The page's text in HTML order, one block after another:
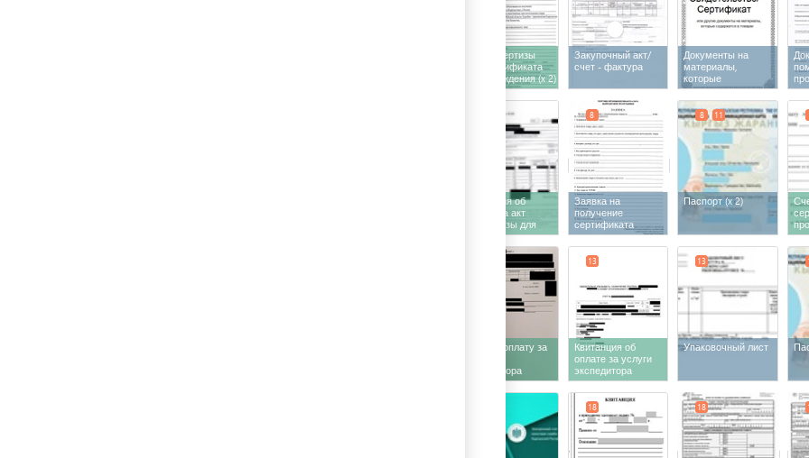
Акт экспертизы
для сертификата
происхождения(x 2)
Закупочный акт/
счет - фактура
Документы на
материалы,
которые
содержатся в
товарах
Квитанция об
оплате за акт
экспертизы для
сертификата
происхождения
Заявка на
получение
сертификата
происхождения
8
Паспорт(x 2)
8 11
Счет на оплату за
экспедитора
Квитанция об
оплате за услуги
экспедитора
13
Упаковочный лист
13
18 18